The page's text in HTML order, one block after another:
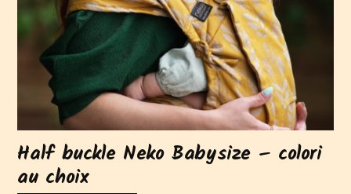
Half buckle Neko Babysize – colori
au choix